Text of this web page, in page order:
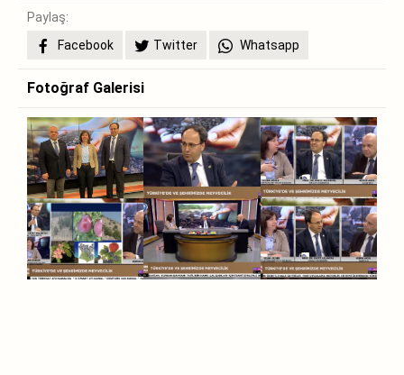
Paylaş:
Facebook
Twitter Whatsapp
Fotoğraf Galerisi